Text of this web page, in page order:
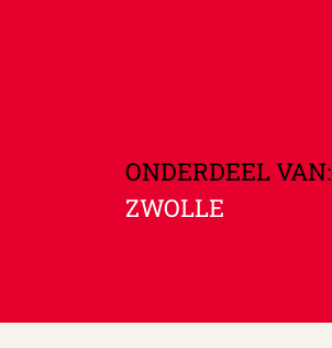
ONDERDEEL VAN:
ZWOLLE